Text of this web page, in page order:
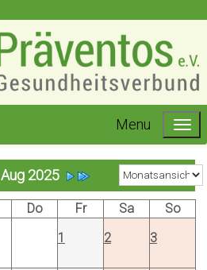
Menu
Aug 2025
Do Fr Sa
So
1
2 3